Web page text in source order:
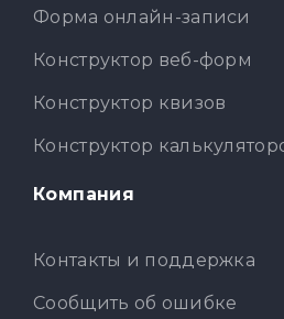
Форма онлайн-записи
Конструктор веб-форм
Конструктор квизов
Конструктор
Компания
Контакты и поддержка
Сообщить об ошибке